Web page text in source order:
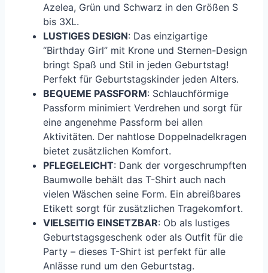
Azelea, Grün und Schwarz in den Größen S
bis 3XL.
LUSTIGES DESIGN: Das einzigartige
“Birthday Girl” mit Krone und Sternen-Design
bringt Spaß und Stil in jeden Geburtstag!
Perfekt für Geburtstagskinder jeden Alters.
BEQUEME PASSFORM: Schlauchförmige
Passform minimiert Verdrehen und sorgt für
eine angenehme Passform bei allen
Aktivitäten. Der nahtlose Doppelnadelkragen
bietet zusätzlichen Komfort.
PFLEGELEICHT: Dank der vorgeschrumpften
Baumwolle behält das T-Shirt auch nach
vielen Wäschen seine Form. Ein abreißbares
Etikett sorgt für zusätzlichen Tragekomfort.
VIELSEITIG EINSETZBAR: Ob als lustiges
Geburtstagsgeschenk oder als Outfit für die
Party – dieses T-Shirt ist perfekt für alle
Anlässe rund um den Geburtstag.